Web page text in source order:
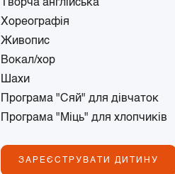
Творча англійська
Хореографія
Живопис
Вокал/хор
Шахи
Програма "Сяй" для дівчаток
Програма "Міць" для хлопчиків
ЗАРЕЄСТРУВАТИ ДИТИНУ